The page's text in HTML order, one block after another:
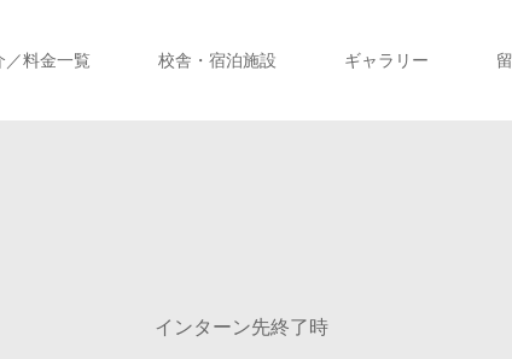
／料金一覧 校舎・宿泊施設 ギャラリー
インターン先終了時